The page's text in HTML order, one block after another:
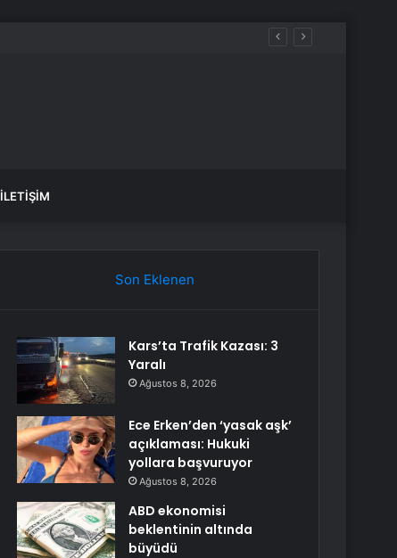
İLETIŞIM
Son Eklenen
Kars’ta Trafik Kazası: 3
Yaralı
Ağustos 8, 2026
Ece Erken’den ‘yasak aşk’
açıklaması: Hukuki
yollara başvuruyor
Ağustos 8, 2026
ABD ekonomisi
beklentinin altında
büyüdü